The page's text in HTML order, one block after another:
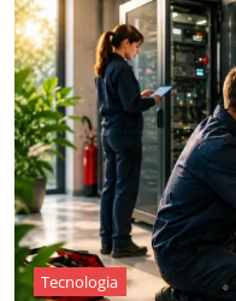
Tecnologia